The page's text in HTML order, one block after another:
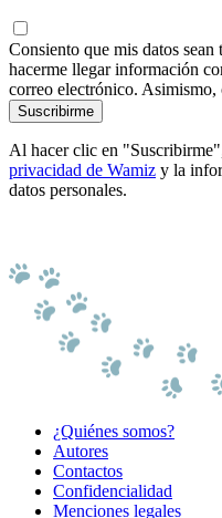
Consiento que mis datos sean
hacerme llegar información
correo electrónico.
Suscribirme
Al hacer clic en
privacidad de Wamiz y la
datos personales.
¿Quiénes somos?
Autores
Contactos
Confidencialidad
Menciones legales